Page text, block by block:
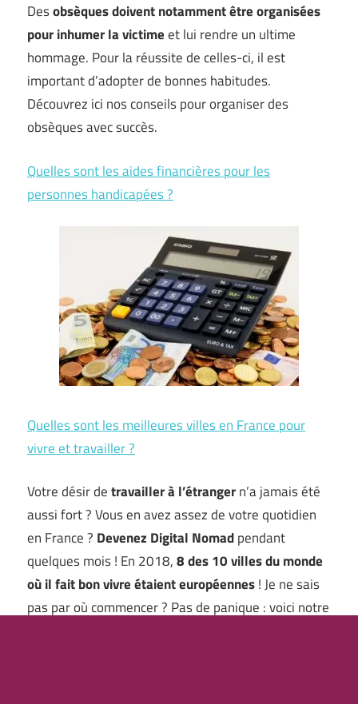
Desobsèques doivent notamment être organisées
pour inhumer la victimeet lui rendre un ultime
hommage. Pour la réussite de celles-ci, il est
important d’adopter de bonnes habitudes.
Découvrez ici nos conseils pour organiser des
obsèques avec succès.
Quelles sont les aides financières pour les
personnes handicapées ?
Quelles sont les meilleures villes en France pour
vivre et travailler ?
Votre désir detravailler à l’étrangern’a jamais été
aussi fort ? Vous en avez assez de votre quotidien
en France ? Devenez Digital Nomadpendant
quelques mois ! En 2018,8 des 10 villes du monde
où il fait bon vivre étaient européennes! Je ne sais
pas par où commencer ? Pas de panique : voici notre